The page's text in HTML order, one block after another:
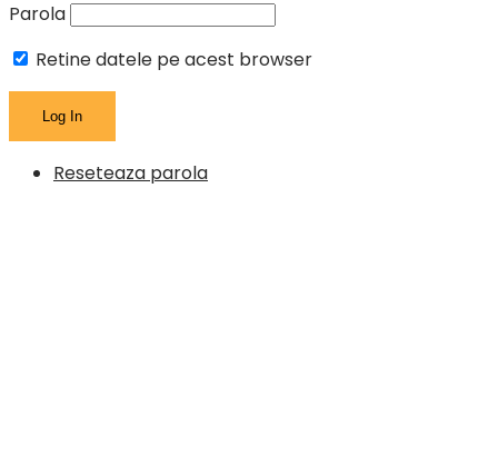
Parola
Retine datele pe acest browser
Reseteaza parola